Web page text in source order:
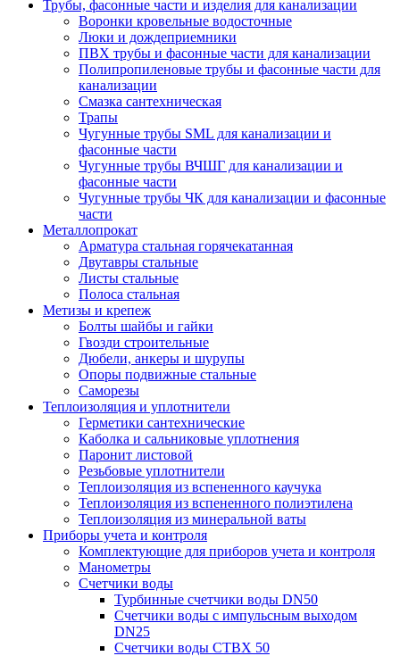
Трубы, фасонные части и изделия для канализации
Воронки кровельные водосточные
Люки и дождеприемники
ПВХ трубы и фасонные части для канализации
Полипропиленовые трубы и фасонные части для
канализации
Смазка сантехническая
Трапы
Чугунные трубы SML для канализации и
фасонные части
Чугунные трубы ВЧШГ для канализации и
фасонные части
Чугунные трубы ЧК для канализации и фасонные
части
Металлопрокат
Арматура стальная горячекатанная
Двутавры стальные
Листы стальные
Полоса стальная
Метизы и крепеж
Болты шайбы и гайки
Гвозди строительные
Дюбели, анкеры и шурупы
Опоры подвижные стальные
Саморезы
Теплоизоляция и уплотнители
Герметики сантехнические
Каболка и сальниковые уплотнения
Паронит листовой
Резьбовые уплотнители
Теплоизоляция из вспененного каучука
Теплоизоляция из вспененного полиэтилена
Теплоизоляция из минеральной ваты
Приборы учета и контроля
Комплектующие для приборов учета и контроля
Манометры
Счетчики воды
Турбинные счетчики воды DN50
Счетчики воды с импульсным выходом
DN25
Счетчики воды СТВХ 50